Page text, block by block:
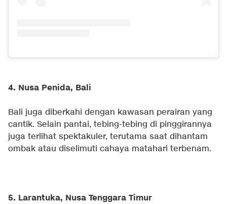
4. Nusa Penida, Bali
Bali juga diberkahi dengan kawasan perairan yang
cantik. Selain pantai, tebing-tebing di pinggirannya
juga terlihat spektakuler, terutama saat dihantam
ombak atau diselimuti cahaya matahari terbenam.
5. Larantuka, Nusa Tenggara Timur